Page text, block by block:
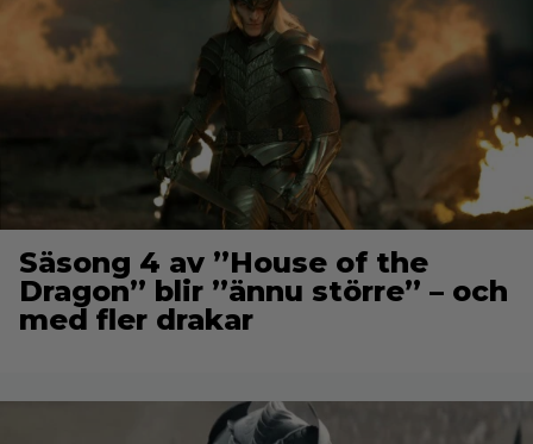
Säsong 4 av ”House of the
Dragon” blir ”ännu större” – och
med fler drakar